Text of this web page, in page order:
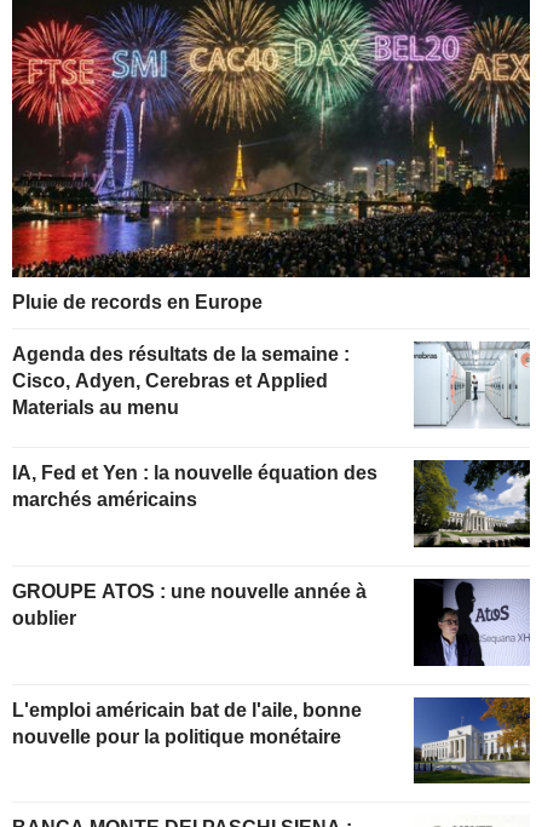
Pluie de records en Europe
Agenda des résultats de la semaine :
Cisco, Adyen, Cerebras et Applied
Materials au menu
IA, Fed et Yen : la nouvelle équation des
marchés américains
GROUPE ATOS : une nouvelle année à
oublier
L'emploi américain bat de l'aile, bonne
nouvelle pour la politique monétaire